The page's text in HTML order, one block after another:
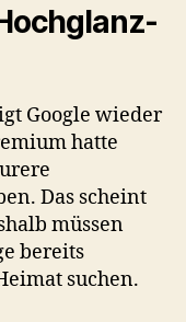
Google wieder
hatte
Das scheint
müssen
bereits
suchen.